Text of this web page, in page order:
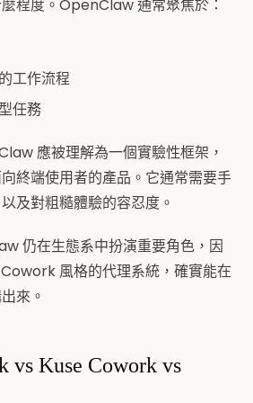
程度。OpenClaw 通常聚焦於：
工作流程
任務
應被理解為一個實驗性框架，
終端使用者的產品。它通常需要手
及對粗糙體驗的容忍度。
仍在生態系中扮演重要角色，因
風格的代理系統，確實能在
來。
vs Kuse Cowork vs